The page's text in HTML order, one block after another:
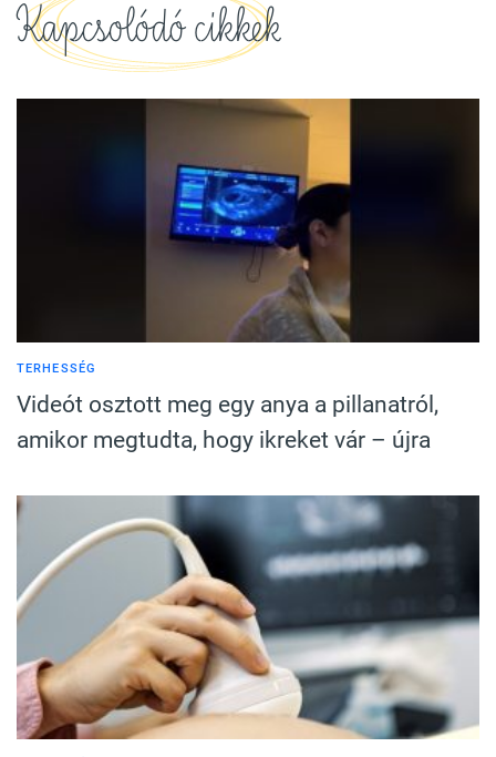
Kapcsolódó cikkek
TERHESSÉG
Videót osztott meg egy anya a pillanatról,
amikor megtudta, hogy ikreket vár – újra